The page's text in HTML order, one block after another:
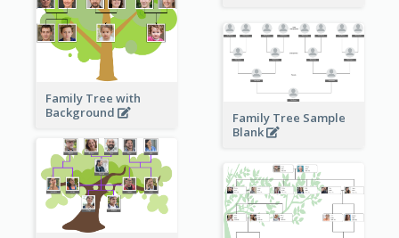
Family Tree with
Background
Family Tree Sample
Blank